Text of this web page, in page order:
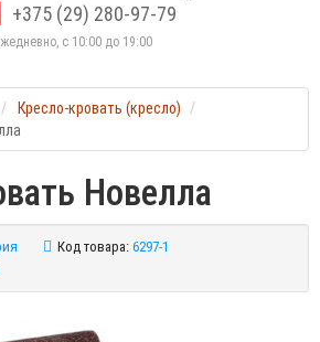
+375 (29) 280-97-79
с 10:00 до 19:00
Кресло-кровать (кресло)
Новелла
Код товара: 6297-1